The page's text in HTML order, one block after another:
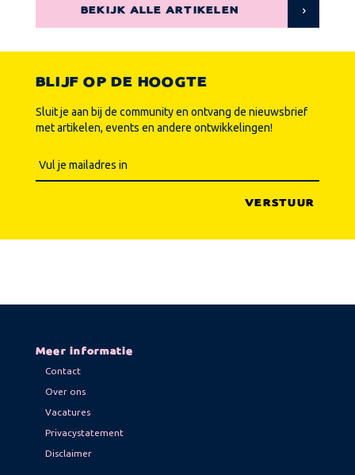
BEKIJK ALLE ARTIKELEN
BLIJF OP DE HOOGTE
Sluit je aan bij de community en ontvang de nieuwsbrief
met artikelen, events en andere ontwikkelingen!
Meer informatie
Contact
Over ons
Vacatures
Privacystatement
Disclaimer